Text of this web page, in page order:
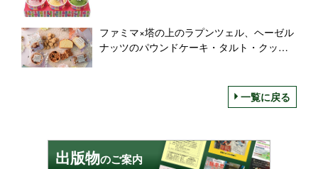
ファミマ×塔の上のラプンツェル、ヘーゼル
ナッツのパウンドケーキ・タルト・クッキ
一覧に戻る
出版物のご案内